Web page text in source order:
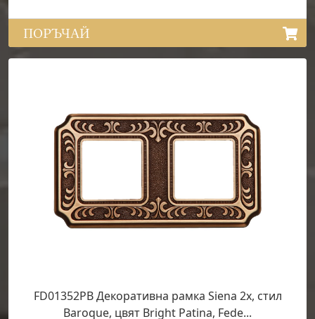
ПОРЪЧАЙ
FD01352PB Декоративна рамка Siena 2х, стил
Baroque, цвят Bright Patina, Fede...